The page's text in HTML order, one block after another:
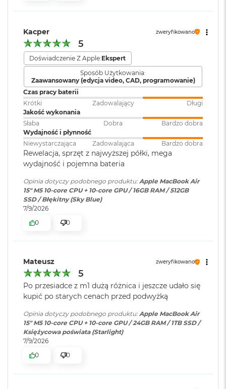
A
r
2
G
B
A
M
W
e
d
ł
u
g
p
j
e
m
n
o
c
d
y
s
k
u
M
a
c
B
A
dogaduje się z każdym urządzeniem Apple. Razem potrafią
zdziałać cuda. Możesz skopiować coś na iPhonie i wkleić to
na Macu. Albo odebrać na Macu połączenie FaceTime i
wysłać z niego tekst przez apkę Wiadomości
Wyświetlacz
Wyświetlacz o przekątnej 15,3 cala z podświetleniem LED, w
technologii IPS1
Rozdzielczość natywna 2880 na 1864 piksele przy 224 pikselach na
Kolory
Możliwość wyświetlania miliarda kolorów
Szeroka gama kolorów (P3)
Technologia True Tone
mikrofonów
Moduł Bluetooth :
Czytnik kart
pamięci:
NIE
Karta sieciowa
bezprzewodowa
WLAN:
Wi-Fi 7 (802.11be)
internetowa:
obsługą funkcji Widok blatu
Bateria
Szybkie ładowanie:
Możliwość szybkiego ładowania
zasilaczem USB-C o mocy 70W
Ładowanie i
rozbudowa:
Dwa porty Thunderbolt 4
(USB‑C) obsługujące:
Kacper zweryfikowano
5
Doświadczenie Z Apple:Ekspert
Sposób Użytkowania:
Zaawansowany (edycja video, CAD, programowanie)
Czas pracy baterii
Krótki
Zadowalający
Długi
Jakość wykonania
Słaba
Dobra
Bardzo dobra
Wydajność i płynność
Niewystarczająca
Zadowalająca Bardzo dobra
Rewelacja, sprzęt z najwyższej półki, mega
wydajność i pojemna bateria
Opinia dotyczy podobnego produktu: Apple MacBook Air
15" M5 10‑core CPU + 10‑core GPU / 16GB RAM / 512GB
SSD / Błękitny (Sky Blue)
7/9/2026
0
0
Mateusz zweryfikowano
5
Po przesiadce z m1 dużą różnica i jeszcze udało się
kupić po starych cenach przed podwyżką
Opinia dotyczy podobnego produktu:Apple MacBook Air
15" M5 10‑core CPU + 10‑core GPU / 24GB RAM / 1TB SSD /
Księżycowa poświata (Starlight)
7/9/2026
0
0